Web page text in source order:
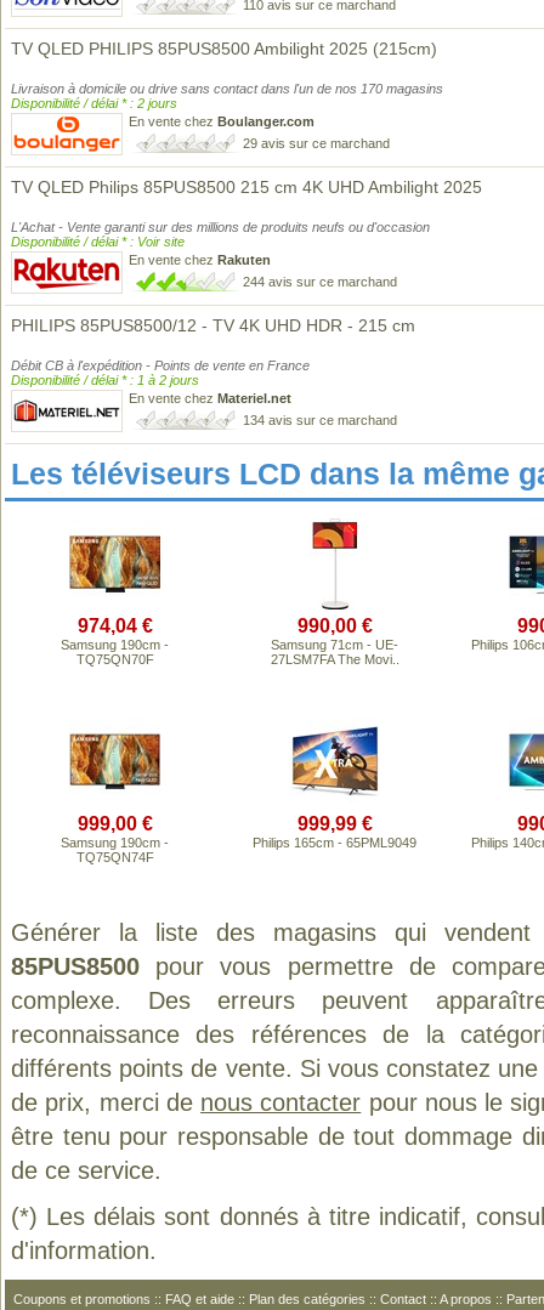
110 avis sur ce marchand
TV QLED PHILIPS 85PUS8500 Ambilight 2025 (215cm)
Livraison à domicile ou drive sans contact dans l'un de nos 170 magasins
Disponibilité / délai * : 2 jours
En vente chez Boulanger.com
29 avis sur ce marchand
TV QLED Philips 85PUS8500 215 cm 4K UHD Ambilight 2025
L'Achat - Vente garanti sur des millions de produits neufs ou d'occasion
Disponibilité / délai * : Voir site
En vente chez Rakuten
244 avis sur ce marchand
PHILIPS 85PUS8500/12 - TV 4K UHD HDR - 215 cm
Débit CB à l'expédition - Points de vente en France
Disponibilité / délai * : 1 à 2 jours
En vente chez Materiel.net
134 avis sur ce marchand
Les téléviseurs LCD dans la même
974,04 €
Samsung 190cm -
TQ75QN70F
990,00 €
Samsung 71cm - UE-
27LSM7FA The Movi..
Philips
999,00 €
Samsung 190cm -
TQ75QN74F
999,99 €
Philips 165cm - 65PML9049 Philips
Générer la liste des magasins qui
85PUS8500 pour vous permettre de
complexe. Des erreurs peuvent
reconnaissance des références de la
différents points de vente. Si vous constatez
de prix, merci de nous contacter pour nous le
être tenu pour responsable de tout dommage
de ce service.
(*) Les délais sont donnés à titre indicatif,
d'information.
Coupons et promotions :: FAQ et aide :: Plan des catégories :: Contact :: A propos ::